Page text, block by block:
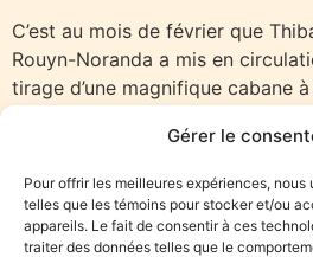
Gérer le
Pour offrir les meilleures expériences,
telles que les témoins pour stocker et/ou
appareils. Le fait de consentir à ces
traiter des données telles que le
C’est au mois de février que
Rouyn-Noranda a mis en
tirage d’une magnifique cabane